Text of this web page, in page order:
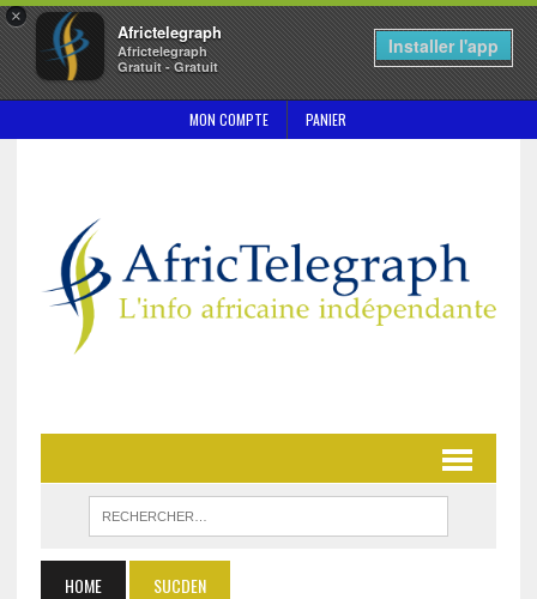
×
Africtelegraph
Africtelegraph
Gratuit - Gratuit
Installer l'app
MON COMPTE PANIER
HOME SUCDEN